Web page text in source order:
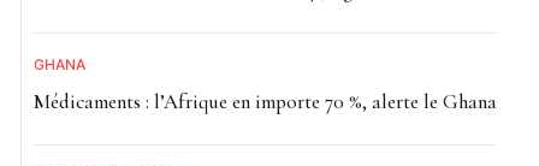
GHANA
Médicaments : l’Afrique en importe 70 %, alerte le Ghana